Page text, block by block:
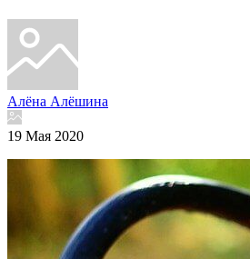
Алёна Алёшина
19 Мая 2020